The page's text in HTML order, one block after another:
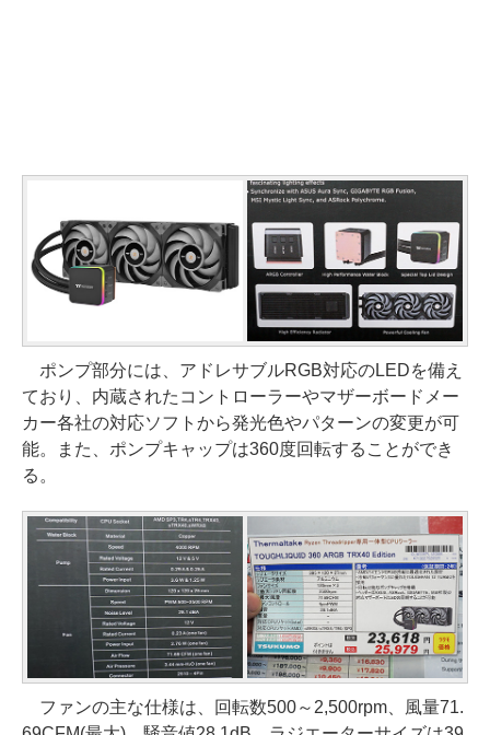
ポンプ部分には、アドレサブルRGB対応のLEDを備え
ており、内蔵されたコントローラーやマザーボードメー
カー各社の対応ソフトから発光色やパターンの変更が可
能。また、ポンプキャップは360度回転することができ
る。
ファンの主な仕様は、回転数500～2,500rpm、風量71.